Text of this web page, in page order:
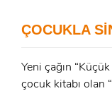
ÇOCUKLA
Yeni çağın
çocuk kitabı olan